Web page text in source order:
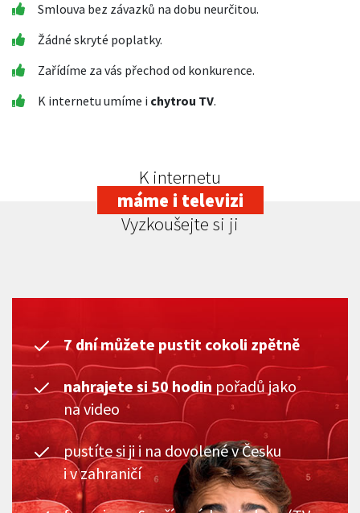
Smlouva bez závazků na dobu neurčitou.
Žádné skryté poplatky.
Zařídíme za vás přechod od konkurence.
K internetu umíme i chytrou TV.
K internetu
máme i televizi
Vyzkoušejte si ji
7 dní můžete pustit cokoli zpětně
nahrajete si 50 hodin pořadů jako
na video
pustíte si ji i na dovolené v Česku
i v zahraničí